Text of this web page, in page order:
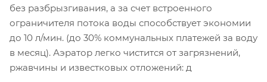
без разбрызгивания, а за счет встроенного
ограничителя потока воды способствует экономии
до 10 л/мин. (до 30% коммунальных платежей за воду
в месяц). Аэратор легко чистится от загрязнений,
ржавчины и известковых отложений: д